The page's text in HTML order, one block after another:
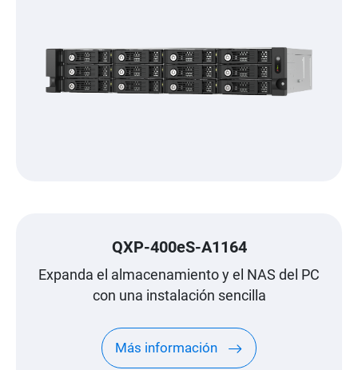
QXP-400eS-A1164
Expanda el almacenamiento y el NAS del PC
con una instalación sencilla
Más información